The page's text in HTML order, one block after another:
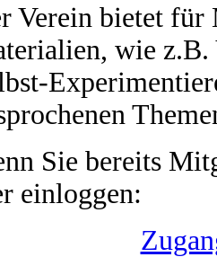
Verein bietet für
wie z.B.
Sie bereits
einloggen: